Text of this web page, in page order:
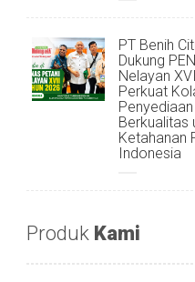
PT Benih
Dukung
Nelayan
Perkuat
Berkualitas
Ketahanan
Indonesia
Produk Kami